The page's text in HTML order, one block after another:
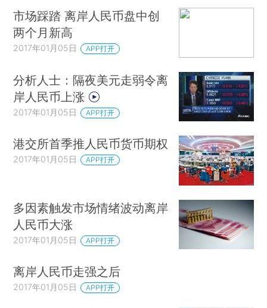
市场踩踏 离岸人民币盘中创
两个月新高
2017年01月05日 APP打开
分析人士：隔夜美元走弱令离
岸人民币上涨
2017年01月05日 APP打开
港交所首季推人民币货币期权
2017年01月05日 APP打开
多因素触发市场情绪波动离岸
人民币大涨
2017年01月05日 APP打开
离岸人民币走强之后
2017年01月05日 APP打开